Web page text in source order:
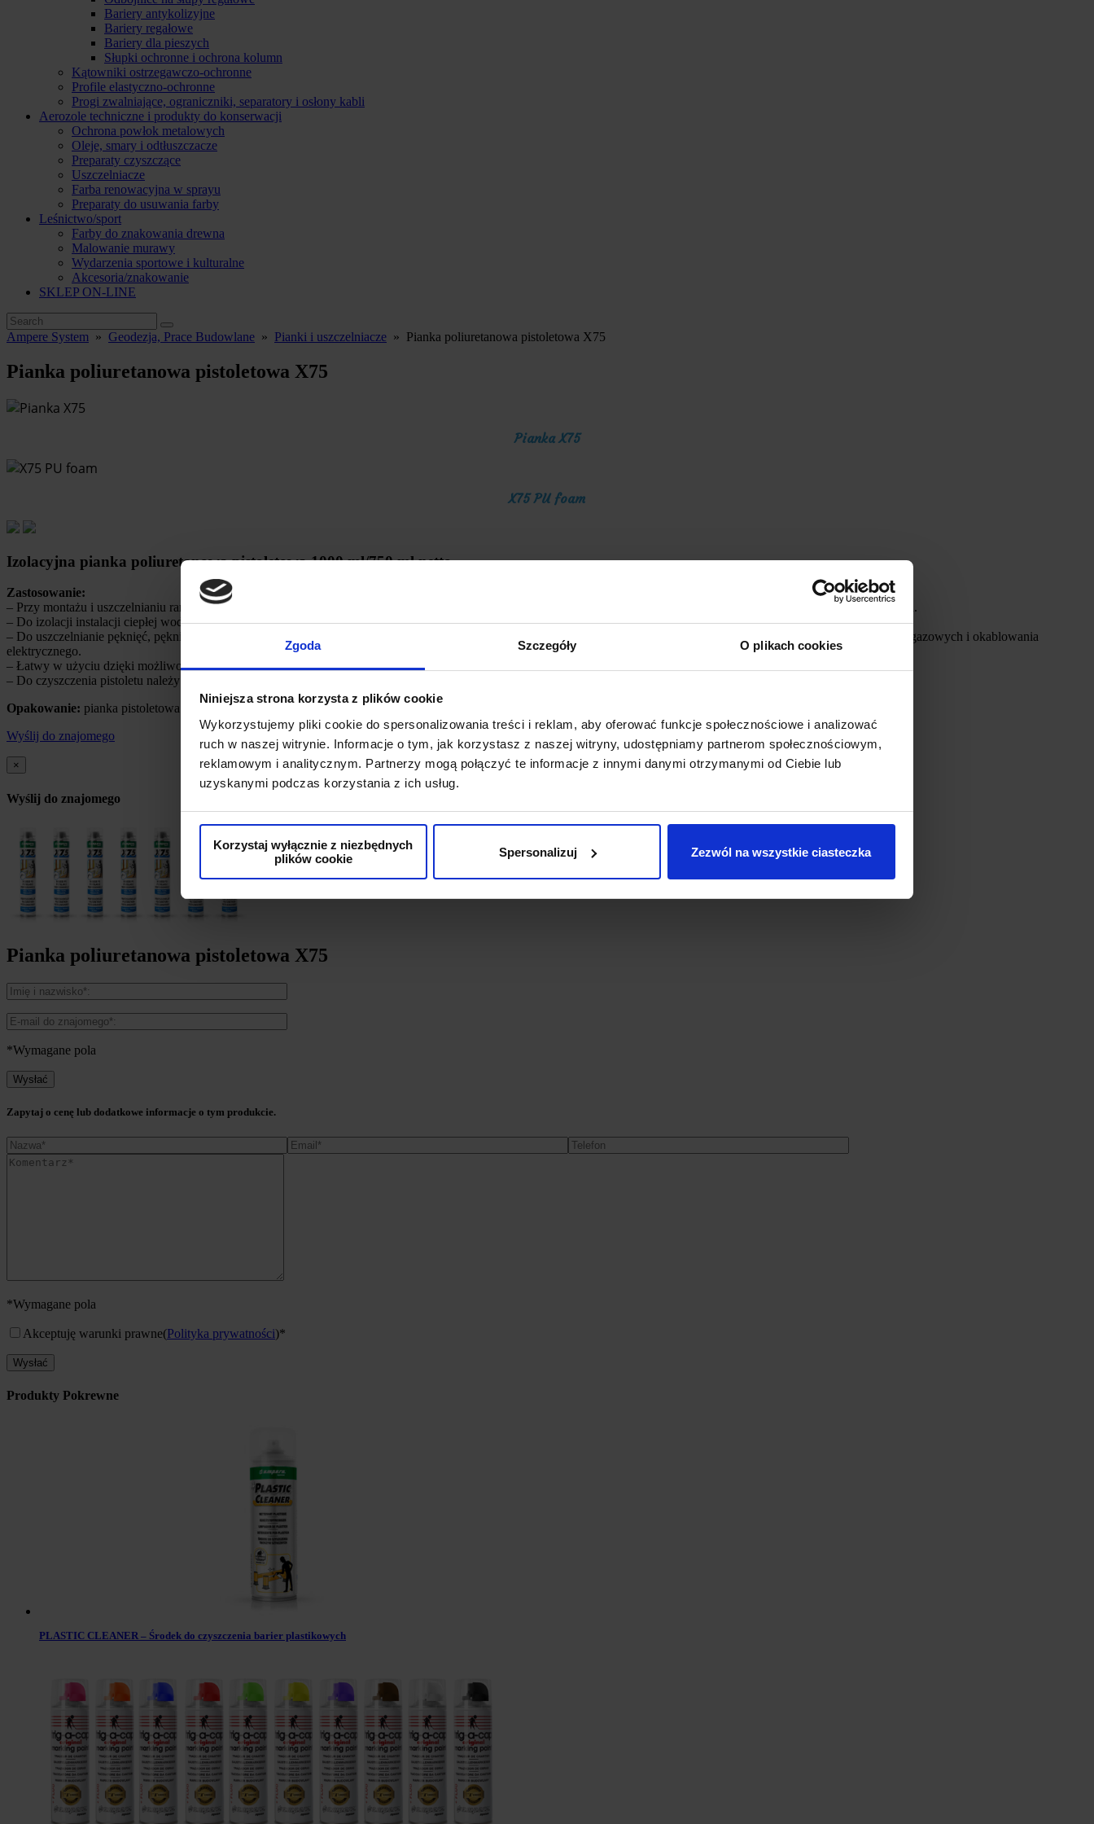
Zgoda Szczegóły O plikach cookies
Niniejsza strona korzysta z plików cookie
Wykorzystujemy pliki cookie do spersonalizowania treści i reklam, aby oferować funkcje społecznościowe i analizować
ruch w naszej witrynie. Informacje o tym, jak korzystasz z naszej witryny, udostępniamy partnerom społecznościowym,
reklamowym i analitycznym. Partnerzy mogą połączyć te informacje z innymi danymi otrzymanymi od Ciebie lub
uzyskanymi podczas korzystania z ich usług.
Korzystaj wyłącznie z niezbędnych
plików cookie
Spersonalizuj Zezwól na wszystkie ciasteczka
Bariery antykolizyjne
Bariery regałowe
Bariery dla pieszych
Słupki ochronne i ochrona kolumn
Kątowniki ostrzegawczo-ochronne
Profile elastyczno-ochronne
Progi zwalniające, ograniczniki, separatory i osłony kabli
Aerozole techniczne i produkty do konserwacji
Ochrona powłok metalowych
Oleje, smary i odtłuszczacze
Preparaty czyszczące
Uszczelniacze
Farba renowacyjna w sprayu
Preparaty do usuwania farby
Leśnictwo/sport
Farby do znakowania drewna
Malowanie murawy
Wydarzenia sportowe i kulturalne
Akcesoria/znakowanie
SKLEP ON-LINE
Ampere System » Geodezja, Prace Budowlane » Pianki i uszczelniacze » Pianka poliuretanowa pistoletowa X75
Pianka poliuretanowa pistoletowa X75
Pianka X75
X75 PU foam
Izolacyjna pianka poliuretanowa pistoletowa 1000 ml/750 ml netto
Zastosowanie:
– Przy montażu i uszczelnianiu ram okiennych, drzwi zewnętrznych drewnianych, PVC, metalowych, ościeżnic metalowych, drewnianych i innych elementów konstrukcyjnych.
– Do izolacji instalacji ciepłej wody, kotłów ciepłej wody, urządzeń chłodniczych, wanien, brodzików.
– Do uszczelnianie pęknięć, pęknięć i ubytków, których nie można wypełnić innymi materiałami uszczelniającymi, zatykanie przewodów wodno-kanalizacyjnych, grzewczych/gazowych i okablowania
elektrycznego.
– Łatwy w użyciu dzięki możliwości użycia pistoletu.
– Do czyszczenia pistoletu należy użyć środka czyszczącego X75 PU CLEANER.
Opakowanie: pianka pistoletowa: 1000 ml/750 ml netto, pianka ręczna 650 ml/500 ml netto.
Wyślij do znajomego
×
Wyślij do znajomego
Pianka poliuretanowa pistoletowa X75
*Wymagane pola
Zapytaj o cenę lub dodatkowe informacje o tym produkcie.
*Wymagane pola
Akceptuję warunki prawne(Polityka prywatności)*
Produkty Pokrewne
PLASTIC CLEANER – Środek do czyszczenia barier plastikowych